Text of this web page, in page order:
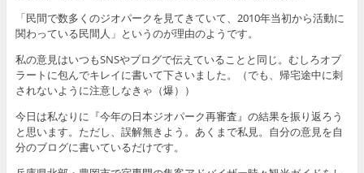
「民間で数多くのジオパークを見てきていて、2010年当初から活動に
関わっている民間人」というのが理由のようです。
私の意見はいつもSNSやブログで伝えていることと同じ。むしろオブ
ラートに包んでキレイに書いて下さいました。（でも、帰宅途中に刺
されないように注意しなきゃ（爆））
今日は私なりに『今年の日本ジオパーク再審査』の結果を振り返ろう
と思います。ただし、誤解無きよう。あくまで私見。自分の意見を自
分のブログに書いているだけです。